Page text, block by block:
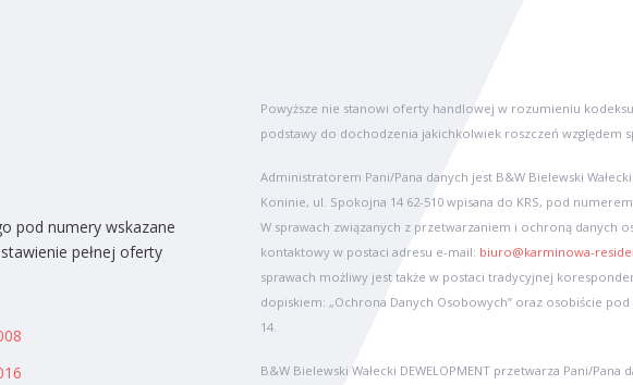
pod numery wskazane
pełnej oferty
Powyższe nie stanowi oferty handlowej w rozumieniu
podstawy do dochodzenia jakichkolwiek roszczeń względem
Administratorem Pani/Pana danych jest B&W Bielewski Wałecki
Koninie, ul. Spokojna 14 62-510 wpisana do KRS, pod numerem
W sprawach związanych z przetwarzaniem i ochroną danych
kontaktowy w postaci adresu e-mail: biuro@karminowa-
sprawach możliwy jest także w postaci tradycyjnej
dopiskiem: „Ochrona Danych Osobowych” oraz osobiście
14.
B&W Bielewski Wałecki DEWELOPMENT przetwarza Pani/